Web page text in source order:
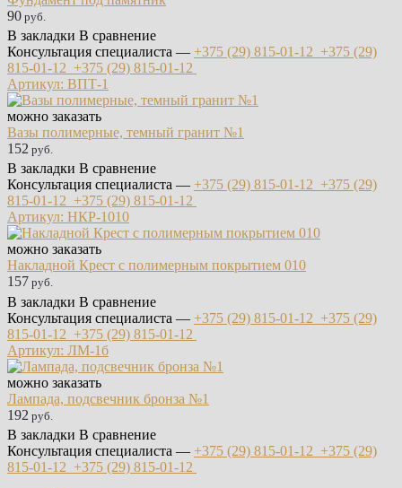
90 руб.
В закладки В сравнение
Консультация специалиста — +375 (29) 815-01-12 +375 (29)
815-01-12 +375 (29) 815-01-12
Артикул: ВПТ-1
можно заказать
Вазы полимерные, темный гранит №1
152 руб.
В закладки В сравнение
Консультация специалиста — +375 (29) 815-01-12 +375 (29)
815-01-12 +375 (29) 815-01-12
Артикул: НКР-1010
можно заказать
Накладной Крест с полимерным покрытием 010
157 руб.
В закладки В сравнение
Консультация специалиста — +375 (29) 815-01-12 +375 (29)
815-01-12 +375 (29) 815-01-12
Артикул: ЛМ-1б
можно заказать
Лампада, подсвечник бронза №1
192 руб.
В закладки В сравнение
Консультация специалиста — +375 (29) 815-01-12 +375 (29)
815-01-12 +375 (29) 815-01-12